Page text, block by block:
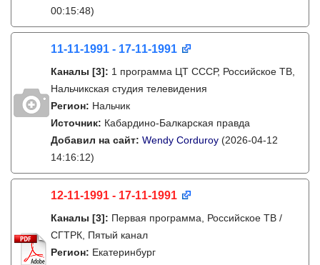
00:15:48)
11-11-1991 - 17-11-1991
Каналы [3]: 1 программа ЦТ СССР, Российское ТВ,
Нальчикская студия телевидения
Регион: Нальчик
Источник: Кабардино-Балкарская правда
Добавил на сайт: Wendy Corduroy (2026-04-12
14:16:12)
12-11-1991 - 17-11-1991
Каналы [3]: Первая программа, Российское ТВ /
СГТРК, Пятый канал
Регион: Екатеринбург